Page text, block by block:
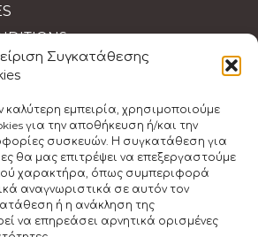
Συγκατάθεσης
καλύτερη εμπειρία, χρησιμοποιούμε
για την αποθήκευση ή/και την
συσκευών. Η συγκατάθεση για
θα μας επιτρέψει να επεξεργαστούμε
χαρακτήρα, όπως συμπεριφορά
αναγνωριστικά σε αυτόν τον
ή η ανάκληση της
να επηρεάσει αρνητικά ορισμένες